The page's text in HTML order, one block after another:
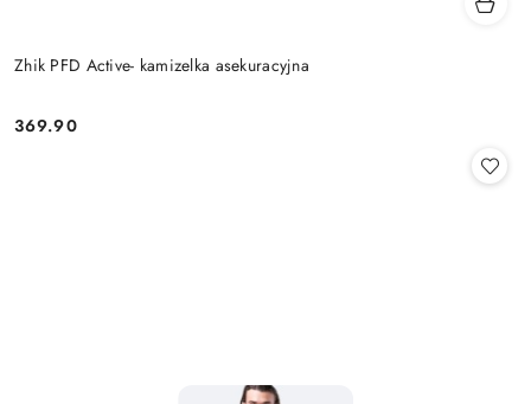
Zhik PFD Active- kamizelka asekuracyjna
Cena:
369.90